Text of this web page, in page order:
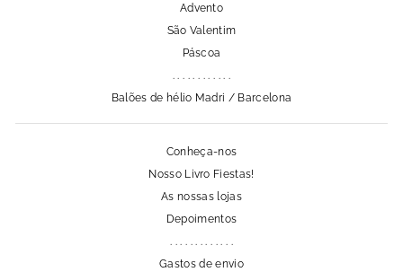
Advento
São Valentim
Páscoa
Balões de hélio Madri / Barcelona
Conheça-nos
Nosso Livro Fiestas!
As nossas lojas
Depoimentos
. . . . . . . . . . . . .
Gastos de envio